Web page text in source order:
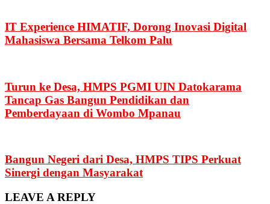
IT Experience HIMATIF, Dorong Inovasi Digital
Mahasiswa Bersama Telkom Palu
Turun ke Desa, HMPS PGMI UIN Datokarama
Tancap Gas Bangun Pendidikan dan
Pemberdayaan di Wombo Mpanau
Bangun Negeri dari Desa, HMPS TIPS Perkuat
Sinergi dengan Masyarakat
LEAVE A REPLY